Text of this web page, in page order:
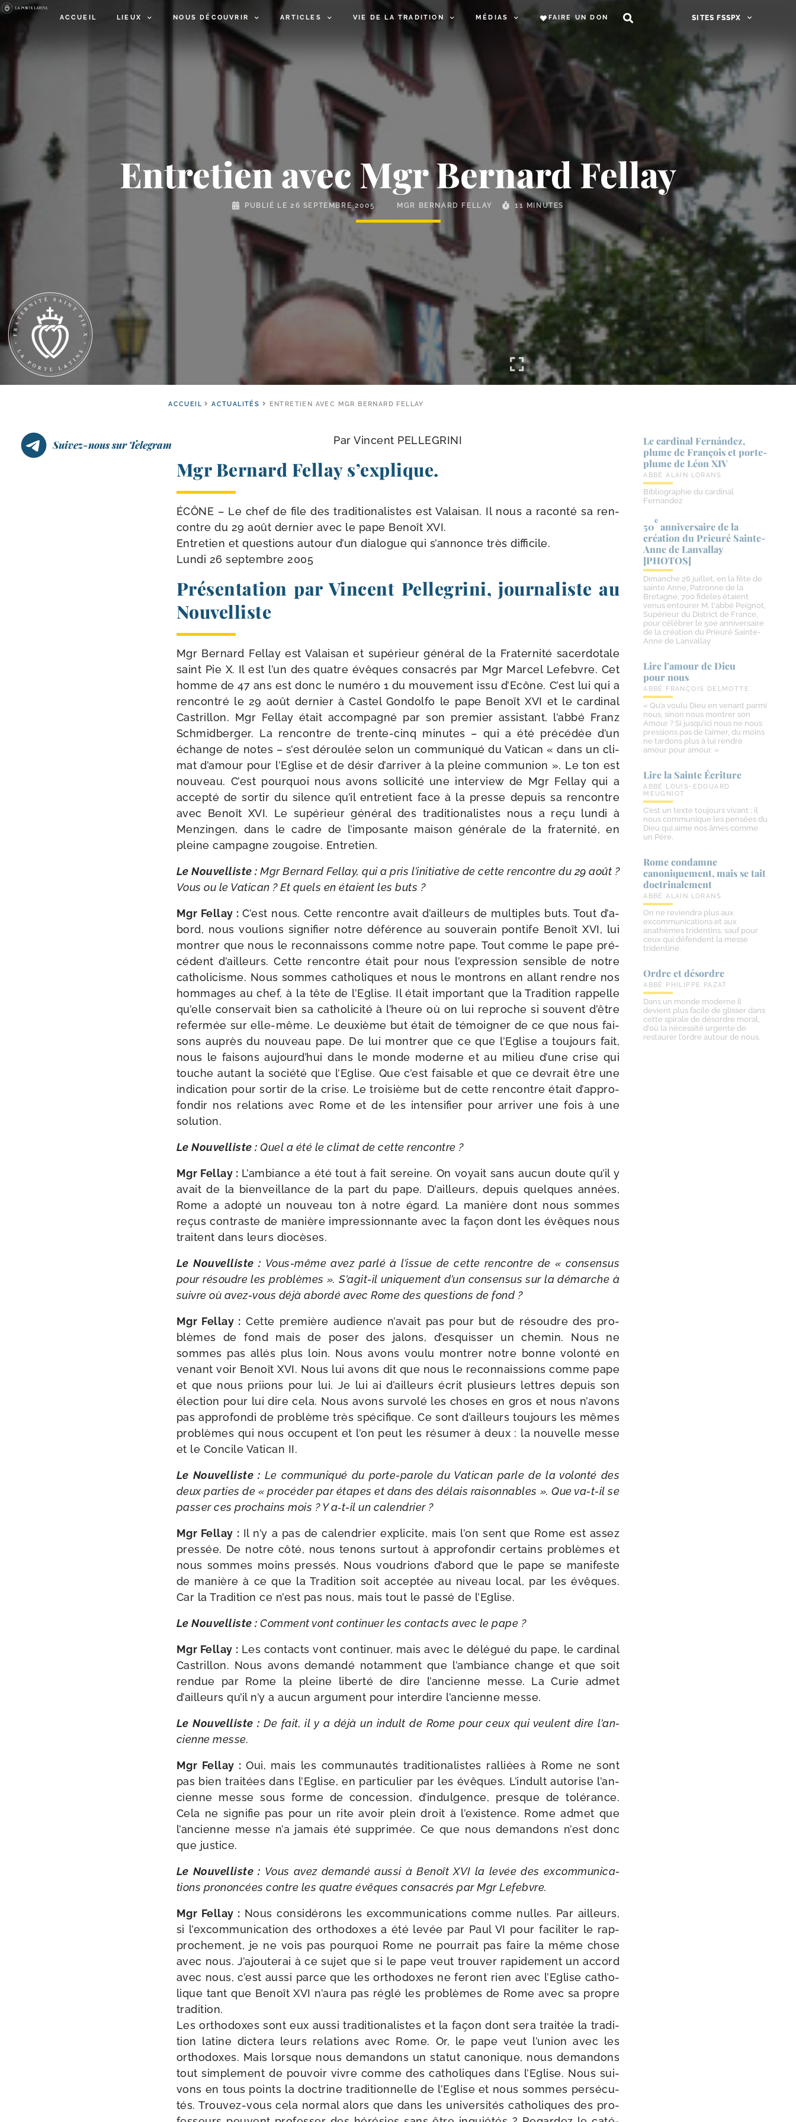
ACCUEIL LIEUX NOUS DÉCOUVRIR ARTICLES VIE DE LA TRADITION MÉDIAS FAIRE UN DON SITES FSSPX
Entretien avec Mgr Bernard Fellay
PUBLIÉ LE 26 SEPTEMBRE 2005 MGR BERNARD FELLAY 11 MINUTES
ACCUEIL ACTUALITÉS ENTRETIEN AVEC MGR BERNARD FELLAY
Suivez-nous sur Telegram Par Vincent PELLEGRINI
Mgr Bernard Fellay s’explique.
ÉCÔNE – Le chef de file des tra­di­tio­na­listes est Valaisan. Il nous a racon­té sa ren­
contre du 29 août der­nier avec le pape Benoît XVI.
Entretien et ques­tions autour d’un dia­logue qui s’an­nonce très dif­fi­cile.
Lundi 26 sep­tembre 2005
Présentation par Vincent Pellegrini, journaliste au
Nouvelliste
Mgr Bernard Fellay est Valaisan et supé­rieur géné­ral de la Fraternité sacer­do­tale
saint Pie X. Il est l’un des quatre évêques consa­crés par Mgr Marcel Lefebvre. Cet
homme de 47 ans est donc le numé­ro 1 du mou­ve­ment issu d’Ecône. C’est lui qui a
ren­con­tré le 29 août der­nier à Castel Gondolfo le pape Benoît XVI et le car­di­nal
Castrillon. Mgr Fellay était accom­pa­gné par son pre­mier assis­tant, l’ab­bé Franz
Schmidberger. La ren­contre de trente-​cinq minutes – qui a été pré­cé­dée d’un
échange de notes – s’est dérou­lée selon un com­mu­ni­qué du Vatican « dans un cli­
mat d’a­mour pour l’Eglise et de désir d’ar­ri­ver à la pleine com­mu­nion ». Le ton est
nou­veau. C’est pour­quoi nous avons sol­li­ci­té une inter­view de Mgr Fellay qui a
accep­té de sor­tir du silence qu’il entre­tient face à la presse depuis sa ren­contre
avec Benoît XVI. Le supé­rieur géné­ral des tra­di­tio­na­listes nous a reçu lun­di à
Menzingen, dans le cadre de l’im­po­sante mai­son géné­rale de la fra­ter­ni­té, en
pleine cam­pagne zou­goise. Entretien.
Le Nouvelliste :Mgr Bernard Fellay, qui a pris l’i­ni­tia­tive de cette ren­contre du 29 août ?
Vous ou le Vatican ? Et quels en étaient les buts ?
Mgr Fellay :C’est nous. Cette ren­contre avait d’ailleurs de mul­tiples buts. Tout d’a­
bord, nous vou­lions signi­fier notre défé­rence au sou­ve­rain pon­tife Benoît XVI, lui
mon­trer que nous le recon­nais­sons comme notre pape. Tout comme le pape pré­
cé­dent d’ailleurs. Cette ren­contre était pour nous l’ex­pres­sion sen­sible de notre
catho­li­cisme. Nous sommes catho­liques et nous le mon­trons en allant rendre nos
hom­mages au chef, à la tête de l’Eglise. Il était impor­tant que la Tradition rap­pelle
qu’elle conser­vait bien sa catho­li­ci­té à l’heure où on lui reproche si sou­vent d’être
refer­mée sur elle-​même. Le deuxième but était de témoi­gner de ce que nous fai­
sons auprès du nou­veau pape. De lui mon­trer que ce que l’Eglise a tou­jours fait,
nous le fai­sons aujourd’­hui dans le monde moderne et au milieu d’une crise qui
touche autant la socié­té que l’Eglise. Que c’est fai­sable et que ce devrait être une
indi­ca­tion pour sor­tir de la crise. Le troi­sième but de cette ren­contre était d’ap­pro­
fon­dir nos rela­tions avec Rome et de les inten­si­fier pour arri­ver une fois à une
solution.
Le Nouvelliste :Quel a été le cli­mat de cette rencontre ?
Mgr Fellay : L’ambiance a été tout à fait sereine. On voyait sans aucun doute qu’il y
avait de la bien­veillance de la part du pape. D’ailleurs, depuis quelques années,
Rome a adop­té un nou­veau ton à notre égard. La manière dont nous sommes
reçus contraste de manière impres­sion­nante avec la façon dont les évêques nous
traitent dans leurs diocèses.
Le Nouvelliste : Vous-​même avez par­lé à l’is­sue de cette ren­contre de « consen­sus
pour résoudre les pro­blèmes ». S’agit-​il uni­que­ment d’un consen­sus sur la démarche à
suivre où avez-​vous déjà abor­dé avec Rome des ques­tions de fond ?
Mgr Fellay : Cette pre­mière audience n’a­vait pas pour but de résoudre des pro­
blèmes de fond mais de poser des jalons, d’es­quis­ser un che­min. Nous ne
sommes pas allés plus loin. Nous avons vou­lu mon­trer notre bonne volon­té en
venant voir Benoît XVI. Nous lui avons dit que nous le recon­nais­sions comme pape
et que nous priions pour lui. Je lui ai d’ailleurs écrit plu­sieurs lettres depuis son
élec­tion pour lui dire cela. Nous avons sur­vo­lé les choses en gros et nous n’a­vons
pas appro­fon­di de pro­blème très spé­ci­fique. Ce sont d’ailleurs tou­jours les mêmes
pro­blèmes qui nous occupent et l’on peut les résu­mer à deux : la nou­velle messe
et le Concile Vatican II.
Le Nouvelliste : Le com­mu­ni­qué du porte-​parole du Vatican parle de la volon­té des
deux par­ties de « pro­cé­der par étapes et dans des délais rai­son­nables ». Que va-​t-​il se
pas­ser ces pro­chains mois ? Y a‑t-​il un calendrier ?
Mgr Fellay : Il n’y a pas de calen­drier expli­cite, mais l’on sent que Rome est assez
pres­sée. De notre côté, nous tenons sur­tout à appro­fon­dir cer­tains pro­blèmes et
nous sommes moins pres­sés. Nous vou­drions d’a­bord que le pape se mani­feste
de manière à ce que la Tradition soit accep­tée au niveau local, par les évêques.
Car la Tradition ce n’est pas nous, mais tout le pas­sé de l’Eglise.
Le Nouvelliste : Comment vont conti­nuer les contacts avec le pape ?
Mgr Fellay : Les contacts vont conti­nuer, mais avec le délé­gué du pape, le car­di­nal
Castrillon. Nous avons deman­dé notam­ment que l’am­biance change et que soit
ren­due par Rome la pleine liber­té de dire l’an­cienne messe. La Curie admet
d’ailleurs qu’il n’y a aucun argu­ment pour inter­dire l’an­cienne messe.
Le Nouvelliste :De fait, il y a déjà un indult de Rome pour ceux qui veulent dire l’an­
cienne messe.
Mgr Fellay : Oui, mais les com­mu­nau­tés tra­di­tio­na­listes ral­liées à Rome ne sont
pas bien trai­tées dans l’Eglise, en par­ti­cu­lier par les évêques. L’indult auto­rise l’an­
cienne messe sous forme de conces­sion, d’in­dul­gence, presque de tolé­rance.
Cela ne signi­fie pas pour un rite avoir plein droit à l’exis­tence. Rome admet que
l’an­cienne messe n’a jamais été sup­pri­mée. Ce que nous deman­dons n’est donc
que justice.
Le Nouvelliste : Vous avez deman­dé aus­si à Benoît XVI la levée des excom­mu­ni­ca­
tions pro­non­cées contre les quatre évêques consa­crés par Mgr Lefebvre.
Mgr Fellay : Nous consi­dé­rons les excom­mu­ni­ca­tions comme nulles. Par ailleurs,
si l’ex­com­mu­ni­ca­tion des ortho­doxes a été levée par Paul VI pour faci­li­ter le rap­
pro­che­ment, je ne vois pas pour­quoi Rome ne pour­rait pas faire la même chose
avec nous. J’ajouterai à ce sujet que si le pape veut trou­ver rapi­de­ment un accord
avec nous, c’est aus­si parce que les ortho­doxes ne feront rien avec l’Eglise catho­
lique tant que Benoît XVI n’au­ra pas réglé les pro­blèmes de Rome avec sa propre
tra­di­tion.
Les ortho­doxes sont eux aus­si tra­di­tio­na­listes et la façon dont sera trai­tée la tra­di­
tion latine dic­te­ra leurs rela­tions avec Rome. Or, le pape veut l’u­nion avec les
ortho­doxes. Mais lorsque nous deman­dons un sta­tut cano­nique, nous deman­dons
tout sim­ple­ment de pou­voir vivre comme des catho­liques dans l’Eglise. Nous sui­
vons en tous points la doc­trine tra­di­tion­nelle de l’Eglise et nous sommes per­sé­cu­
tés. Trouvez-​vous cela nor­mal alors que dans les uni­ver­si­tés catho­liques des pro­
Le cardinal Fernández,
plume de François et porte-​
plume de Léon XIV
ABBÉ ALAIN LORANS
Bibliographie du cardinal
Fernandez
50
e
anniversaire de la
création du Prieuré Sainte-​
Anne de Lanvallay
[PHOTOS]
Dimanche 26 juillet, en la fête de
sainte Anne, Patronne de la
Bretagne, 700 fidèles étaient
venus entourer M. l'abbé Peignot,
Supérieur du District de France,
pour célébrer le 50e anniversaire
de la création du Prieuré Sainte-
Anne de Lanvallay
Lire l’amour de Dieu
pour nous
ABBÉ FRANÇOIS DELMOTTE
« Qu’a voulu Dieu en venant parmi
nous, sinon nous montrer son
Amour ? Si jusqu’ici nous ne nous
pressions pas de l’aimer, du moins
ne tardons plus à lui rendre
amour pour amour. »
Lire la Sainte Écriture
ABBÉ LOUIS-EDOUARD
MEUGNIOT
C’est un texte toujours vivant ; il
nous communique les pensées du
Dieu qui aime nos âmes comme
un Père.
Rome condamne
canoniquement, mais se tait
doctrinalement
ABBÉ ALAIN LORANS
On ne reviendra plus aux
excommunications et aux
anathèmes tridentins, sauf pour
ceux qui défendent la messe
tridentine.
Ordre et désordre
ABBÉ PHILIPPE PAZAT
Dans un monde moderne il
devient plus facile de glisser dans
cette spirale de désordre moral,
d’où la nécessité urgente de
restaurer l’ordre autour de nous.